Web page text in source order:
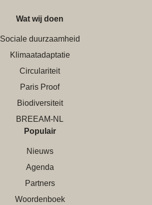
Wat wij doen
Sociale duurzaamheid
Klimaatadaptatie
Circulariteit
Paris Proof
Biodiversiteit
BREEAM-NL
Populair
Nieuws
Agenda
Partners
Woordenboek